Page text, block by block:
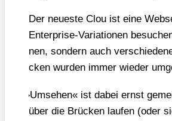
Der neu­es­te Clou ist eine
Enter­pri­se-Varia­tio­nen
nen, son­dern auch
cken wur­den immer wie­der
»Umse­hen« ist dabei ernst
über die Brü­cken lau­fen (oder